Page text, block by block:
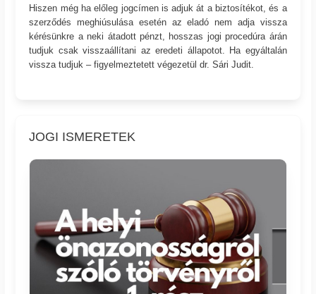
Hiszen még ha előleg jogcímen is adjuk át a biztosítékot, és a
szerződés meghiúsulása esetén az eladó nem adja vissza
kérésünkre a neki átadott pénzt, hosszas jogi procedúra árán
tudjuk csak visszaállítani az eredeti állapotot. Ha egyáltalán
vissza tudjuk – figyelmeztetett végezetül dr. Sári Judit.
JOGI ISMERETEK